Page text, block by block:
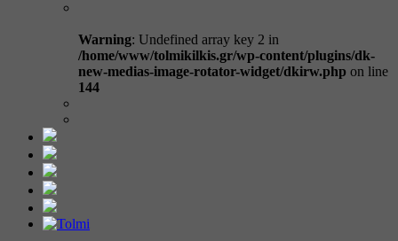
Warning: Undefined array key 2 in
/home/www/tolmikilkis.gr/wp-content/plugins/dk-
new-medias-image-rotator-widget/dkirw.php on line
144